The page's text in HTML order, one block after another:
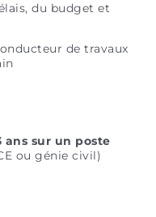
du budget et
de travaux
ans sur un poste
ou génie civil)